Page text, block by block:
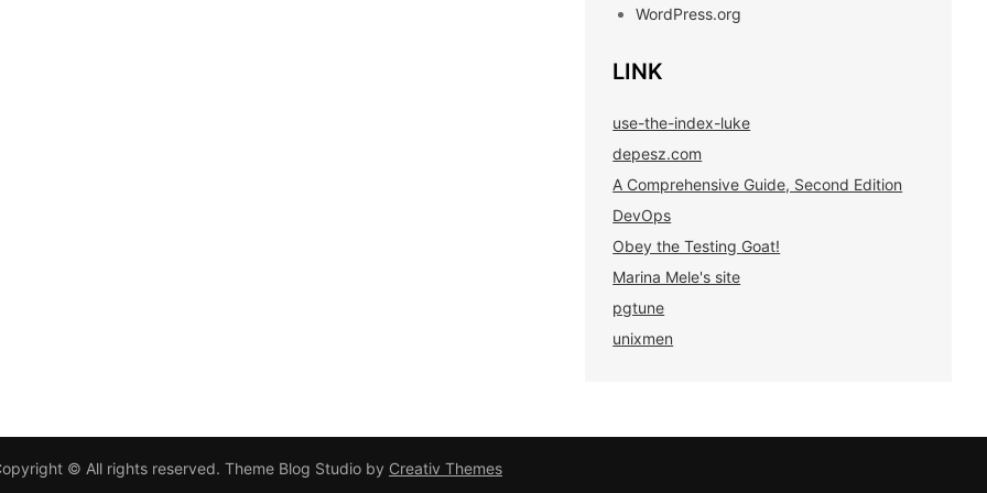
WordPress.org
LINK
use-the-index-luke
depesz.com
A Comprehensive Guide, Second Edition
DevOps
Obey the Testing Goat!
Marina Mele's site
pgtune
unixmen
© All rights reserved. Theme Blog Studio by Creativ Themes